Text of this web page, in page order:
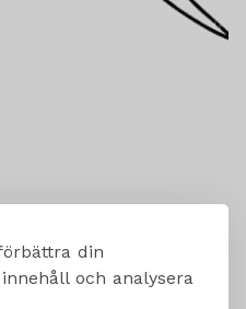
din
och analysera